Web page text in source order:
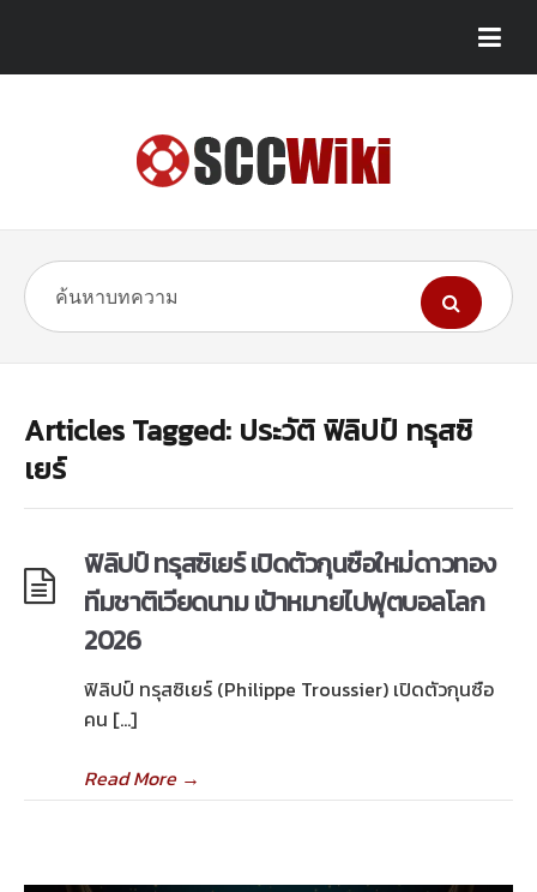
Articles Tagged: ประวัติ ฟิลิปป์ ทรุสซิ
เยร์
ฟิลิปป์ ทรุสซิเยร์ เปิดตัวกุนซือใหม่ดาวทอง
ทีมชาติเวียดนาม เป้าหมายไปฟุตบอลโลก
2026
ฟิลิปป์ ทรุสซิเยร์ (Philippe Troussier) เปิดตัวกุนซือ
คน […]
Read More→